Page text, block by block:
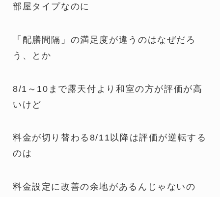
部屋タイプなのに
「配膳間隔」の満足度が違うのはなぜだろ
う、とか
8/1～10まで露天付より和室の方が評価が高
いけど
料金が切り替わる8/11以降は評価が逆転する
のは
料金設定に改善の余地があるんじゃないの